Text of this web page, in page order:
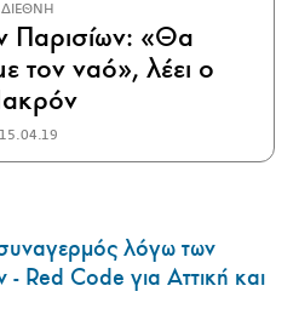
ΔΙΕΘΝΗ
Παρισίων: «Θα
τον ναό», λέει ο
15.04.19
λόγω των
Red Code για Αττική και